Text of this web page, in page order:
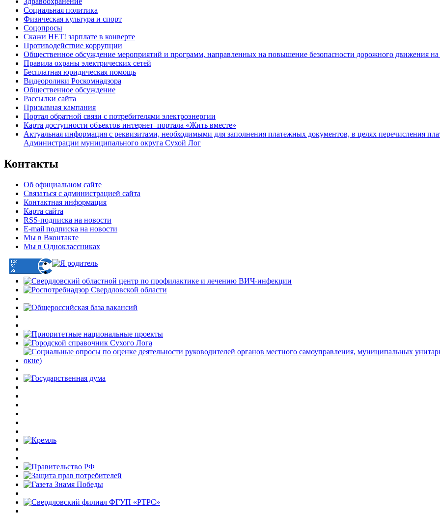
Социальная политика
Физическая культура и спорт
Соцопросы
Скажи НЕТ! зарплате в конверте
Противодействие коррупции
Общественное обсуждение мероприятий и программ, направленных на повышение безопасности дорожного движения на
Правила охраны электрических сетей
Бесплатная юридическая помощь
Видеоролики Роскомнадзора
Общественное обсуждение
Рассылки сайта
Призывная кампания
Портал обратной связи с потребителями электроэнергии
Карта доступности объектов интернет–портала «Жить вместе»
Актуальная информация с реквизитами, необходимыми для заполнения платежных документов, в целях перечисления
Администрации муниципального округа Сухой Лог
Контакты
Об официальном сайте
Связаться с администрацией сайта
Контактная информация
Карта сайта
RSS-подписка на новости
E-mail подписка на новости
Мы в Вконтакте
Мы в Одноклассниках